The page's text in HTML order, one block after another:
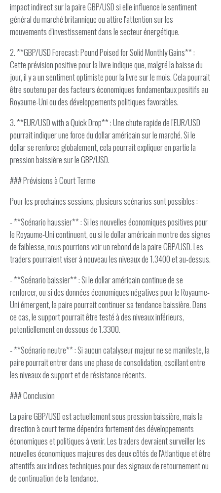
impact indirect sur la paire GBP/USD si elle influence le sentiment
général du marché britannique ou attire l'attention sur les
mouvements d'investissement dans le secteur énergétique.
2. **GBP/USD Forecast: Pound Poised for Solid Monthly Gains** :
Cette prévision positive pour la livre indique que, malgré la baisse du
jour, il y a un sentiment optimiste pour la livre sur le mois. Cela pourrait
être soutenu par des facteurs économiques fondamentaux positifs au
Royaume-Uni ou des développements politiques favorables.
3. **EUR/USD with a Quick Drop** : Une chute rapide de l'EUR/USD
pourrait indiquer une force du dollar américain sur le marché. Si le
dollar se renforce globalement, cela pourrait expliquer en partie la
pression baissière sur le GBP/USD.
### Prévisions à Court Terme
Pour les prochaines sessions, plusieurs scénarios sont possibles :
- **Scénario haussier** : Si les nouvelles économiques positives pour
le Royaume-Uni continuent, ou si le dollar américain montre des signes
de faiblesse, nous pourrions voir un rebond de la paire GBP/USD. Les
traders pourraient viser à nouveau les niveaux de 1.3400 et au-dessus.
- **Scénario baissier** : Si le dollar américain continue de se
renforcer, ou si des données économiques négatives pour le Royaume-
Uni émergent, la paire pourrait continuer sa tendance baissière. Dans
ce cas, le support pourrait être testé à des niveaux inférieurs,
potentiellement en dessous de 1.3300.
- **Scénario neutre** : Si aucun catalyseur majeur ne se manifeste, la
paire pourrait entrer dans une phase de consolidation, oscillant entre
les niveaux de support et de résistance récents.
### Conclusion
La paire GBP/USD est actuellement sous pression baissière, mais la
direction à court terme dépendra fortement des développements
économiques et politiques à venir. Les traders devraient surveiller les
nouvelles économiques majeures des deux côtés de l'Atlantique et être
attentifs aux indices techniques pour des signaux de retournement ou
de continuation de la tendance.